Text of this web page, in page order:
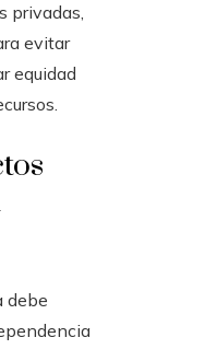
privadas,
evitar
equidad
debe